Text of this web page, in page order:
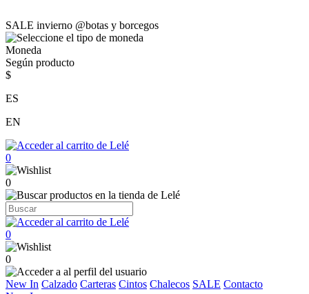
SALE invierno @botas y borcegos
Moneda
Según producto
$
ES
EN
0
0
0
0
New In Calzado Carteras Cintos Chalecos SALE Contacto